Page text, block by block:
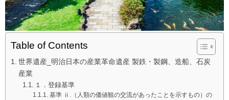
Table of Contents
世界遺産_明治日本の産業革命遺産 製鉄・製鋼、造船、石炭
産業
１．登録基準
基準 ⅱ.（人類の価値観の交流があったことを示すもの）の